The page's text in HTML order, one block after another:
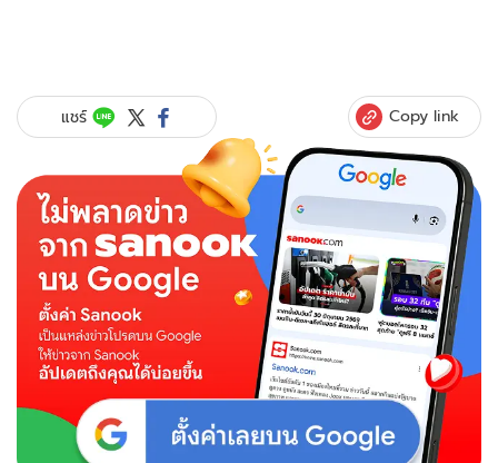
แชร์ Copy link